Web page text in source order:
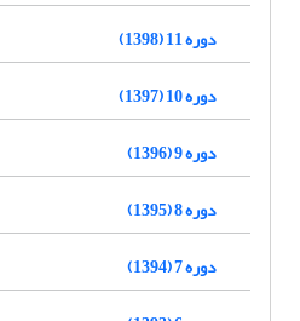
دوره 11 (1398)
دوره 10 (1397)
دوره 9 (1396)
دوره 8 (1395)
دوره 7 (1394)